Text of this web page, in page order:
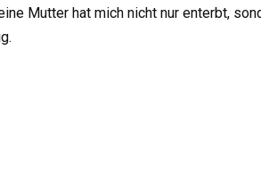
Mutter hat mich nicht nur enterbt,